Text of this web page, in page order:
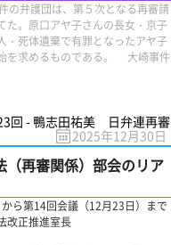
の弁護団は、第５次となる再審請
た。原口アヤ子さんの長女・京子
・死体遺棄で有罪となったアヤ子
を求めるものである。 大崎事件
回 - 鴨志田祐美 日弁連再審
2025年12月30日
再審関係）部会のリア
ら第14回会議（12月23日）まで
改正推進室長